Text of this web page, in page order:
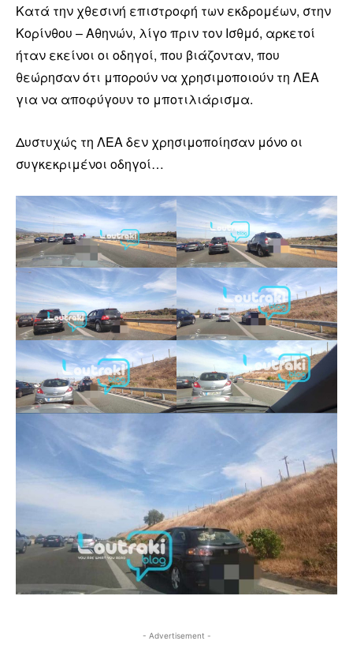
Κατά την χθεσινή επιστροφή των εκδρομέων, στην
Κορίνθου – Αθηνών, λίγο πριν τον Ισθμό, αρκετοί
ήταν εκείνοι οι οδηγοί, που βιάζονταν, που
θεώρησαν ότι μπορούν να χρησιμοποιούν τη ΛΕΑ
για να αποφύγουν το μποτιλιάρισμα.
Δυστυχώς τη ΛΕΑ δεν χρησιμοποίησαν μόνο οι
συγκεκριμένοι οδηγοί…
- Advertisement -